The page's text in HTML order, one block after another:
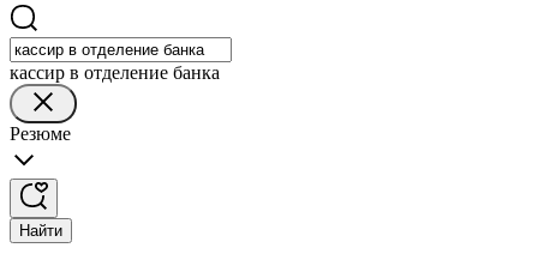
кассир в отделение банка
Резюме
Найти